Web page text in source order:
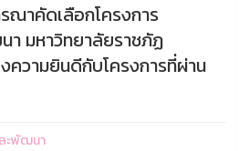
ณาคัดเลือกโครงการ
มหาวิทยาลัยราชภัฏ
ความยินดีกับโครงการที่ผ่าน
ะพัฒนา